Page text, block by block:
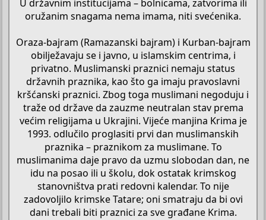
U državnim institucijama – bolnicama, zatvorima ili
oružanim snagama nema imama, niti svećenika.
Oraza-bajram (Ramazanski bajram) i Kurban-bajram
obilježavaju se i javno, u islamskim centrima, i
privatno. Muslimanski praznici nemaju status
državnih praznika, kao što ga imaju pravoslavni
kršćanski praznici. Zbog toga muslimani negoduju i
traže od države da zauzme neutralan stav prema
većim religijama u Ukrajini. Vijeće manjina Krima je
1993. odlučilo proglasiti prvi dan muslimanskih
praznika – praznikom za muslimane. To
muslimanima daje pravo da uzmu slobodan dan, ne
idu na posao ili u školu, dok ostatak krimskog
stanovništva prati redovni kalendar. To nije
zadovoljilo krimske Tatare; oni smatraju da bi ovi
dani trebali biti praznici za sve građane Krima.